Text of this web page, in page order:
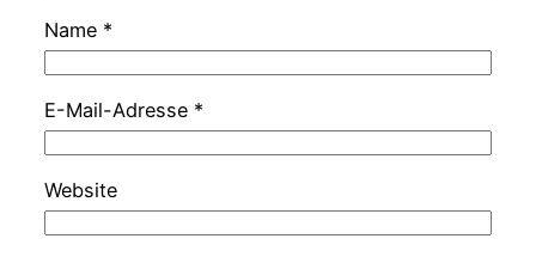
Name *
E-Mail-Adresse *
Website